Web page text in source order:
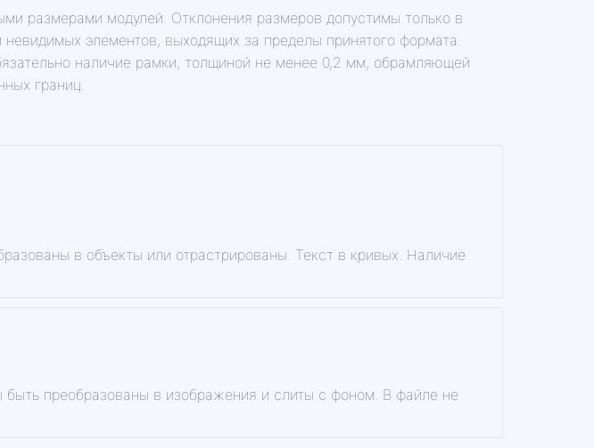
размерами модулей. Отклонения размеров допустимы только в
элементов, выходящих за пределы принятого формата.
наличие рамки, толщиной не менее 0,2 мм, обрамляющей
границ.
в объекты или отрастрированы. Текст в кривых. Наличие
преобразованы в изображения и слиты с фоном. В файле не